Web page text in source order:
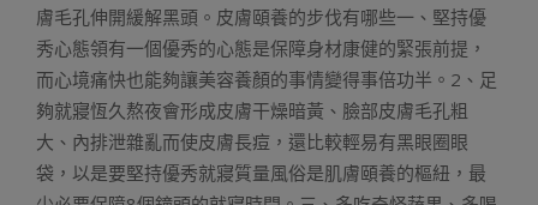
膚毛孔伸開緩解黑頭。皮膚頤養的步伐有哪些一、堅持優
秀心態領有一個優秀的心態是保障身材康健的緊張前提，
而心境痛快也能夠讓美容養顏的事情變得事倍功半。2、足
夠就寢恆久熬夜會形成皮膚干燥暗黃、臉部皮膚毛孔粗
大、內排泄雜亂而使皮膚長痘，還比較輕易有黑眼圈眼
袋，以是要堅持優秀就寢質量風俗是肌膚頤養的樞紐，最